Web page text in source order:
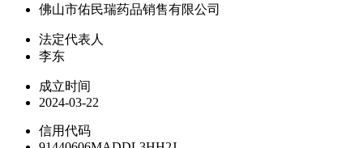
佛山市佑民瑞药品销售有限公司
法定代表人
李东
成立时间
2024-03-22
信用代码